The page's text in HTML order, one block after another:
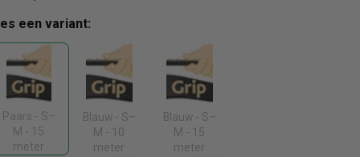
een variant:
Paars - S–
M - 15
meter
Blauw - S–
M - 10
meter
Blauw - S–
M - 15
meter